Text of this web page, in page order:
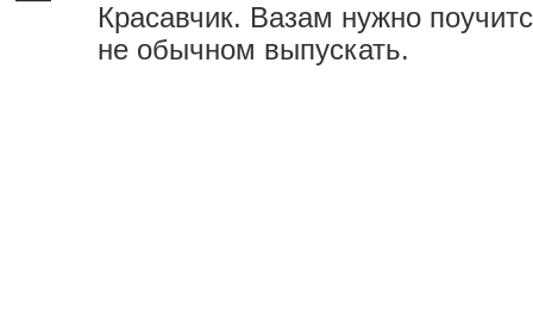
Красавчик. Вазам нужно
не обычном выпускать.